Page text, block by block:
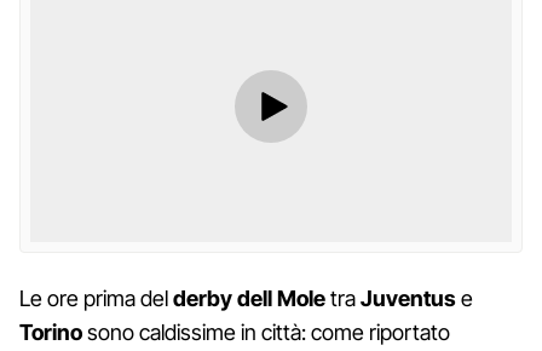
Le ore prima delderby dell MoletraJuventuse
Torinosono caldissime in città: come riportato